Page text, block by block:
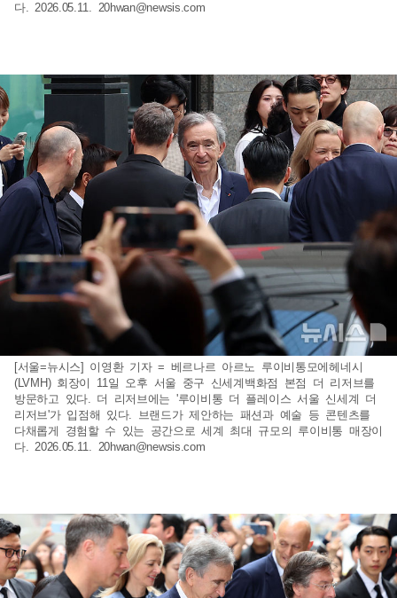
다. 2026.05.11. 20hwan@newsis.com
[서울=뉴시스] 이영환 기자 = 베르나르 아르노 루이비통모에헤네시
(LVMH) 회장이 11일 오후 서울 중구 신세계백화점 본점 더 리저브를
방문하고 있다. 더 리저브에는 '루이비통 더 플레이스 서울 신세계 더
리저브'가 입점해 있다. 브랜드가 제안하는 패션과 예술 등 콘텐츠를
다채롭게 경험할 수 있는 공간으로 세계 최대 규모의 루이비통 매장이
다. 2026.05.11. 20hwan@newsis.com